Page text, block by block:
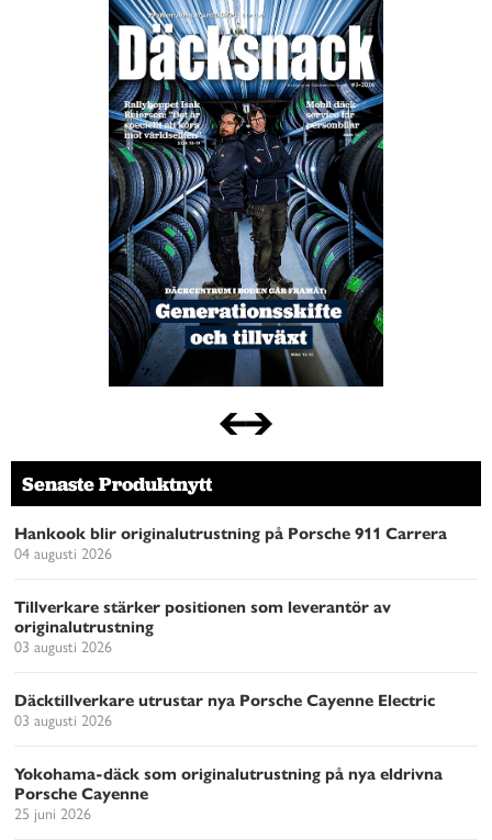
Senaste Produktnytt
Hankook blir originalutrustning på Porsche 911 Carrera
04 augusti 2026
Tillverkare stärker positionen som leverantör av
originalutrustning
03 augusti 2026
Däcktillverkare utrustar nya Porsche Cayenne Electric
03 augusti 2026
Yokohama-däck som originalutrustning på nya eldrivna
Porsche Cayenne
25 juni 2026